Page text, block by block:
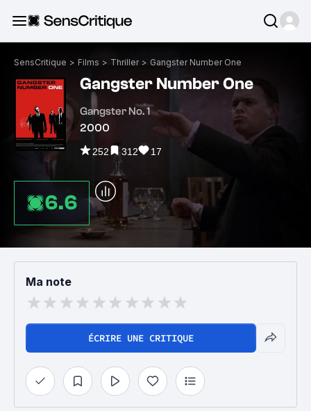
SensCritique > Films > Thriller > Gangster Number One
Gangster Number One
Gangster No. 1
2000
252 312 17
6.6
Ma note
ÉCRIRE UNE CRITIQUE